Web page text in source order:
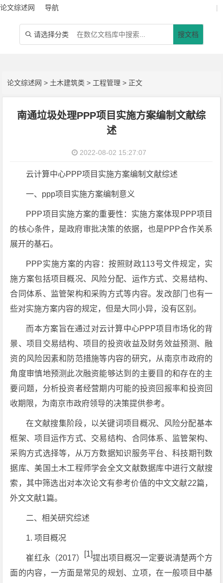
论文综述网 导航 |
 请选择分类 搜文档
论文综述网 > 土木建筑类 > 工程管理 > 正文
南通垃圾处理PPP项目实施方案编制文献综
述
2022-08-02 15:27:07
云计算中心PPP项目实施方案编制文献综述
一、ppp项目实施方案编制意义
PPP项目实施方案的重要性：实施方案体现PPP项目
的核心条件，是政府审批决策的依据，也是PPP合作关系
展开的基石。
PPP实施方案的内容：按照财政113号文件规定，实
施方案包括项目概况、风险分配、运作方式、交易结构、
合同体系、监管架构和采购方式等内容。发改部门也有一
些对实施方案内容的规定，但是大同小异，没有区别。
而本方案旨在通过对云计算中心PPP项目市场化的背
景、项目交易结构、项目的投资收益及财务效益预测、融
资的风险因素和防范措施等内容的研究，从南京市政府的
角度审慎地预测此次融资能够达到的主要目的和存在的主
要问题，分析投资者经营期内可能的投资回报率和投资回
收期限，为南京市政府领导的决策提供参考。
在文献搜集阶段，以关键词项目概况、风险分配基本
框架、项目运作方式、交易结构、合同体系、监管架构、
采购方式选择等，从万方数据知识服务平台、科技期刊数
据库、美国土木工程师学会全文文献数据库中进行文献搜
索，其中筛选出对本次论文有参考价值的中文文献22篇，
外文文献1篇。
二、相关研究综述
1. 项目概况
崔红永（2017） [1]提出项目概况一定要说清楚两个方
面的内容，一方面是常见的规划、立项，在一般项目中基